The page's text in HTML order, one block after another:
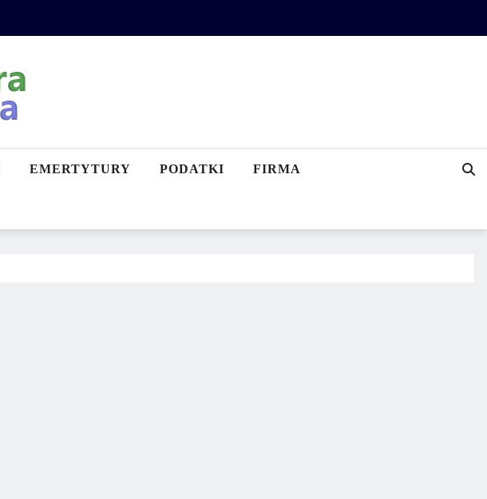
EMERTYTURY PODATKI FIRMA